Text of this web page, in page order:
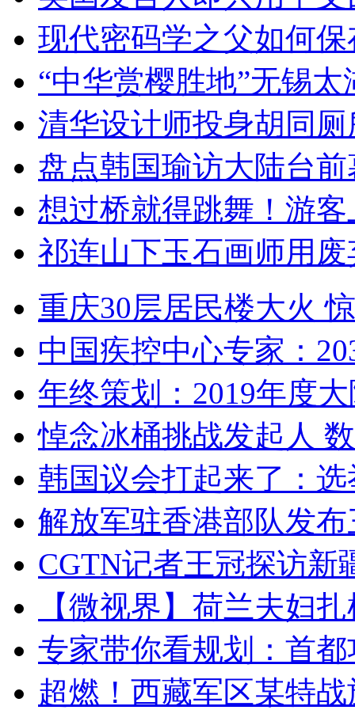
现代密码学之父如何
“中华赏樱胜地”无锡
清华设计师投身胡同
盘点韩国瑜访大陆台
想过桥就得跳舞！游客
祁连山下玉石画师用
重庆30层居民楼大火
中国疾控中心专家：
年终策划：2019年度
悼念冰桶挑战发起人
韩国议会打起来了：
解放军驻香港部队发
CGTN记者王冠探访新
【微视界】荷兰夫妇
专家带你看规划：首
超燃！西藏军区某特